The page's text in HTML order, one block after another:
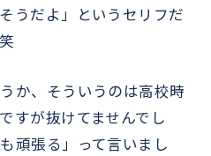
うだよ」というセリフだ
か、そういうのは高校時
すが抜けてませんでし
頑張る」って言いまし